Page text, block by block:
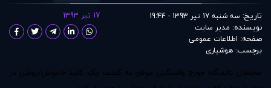
تاریخ: سه شنبه 17 تیر 1393 - 19:44
نویسنده: مدير سايت
صفحه: اطلاعات عمومی
برچسب: هوشیاری
17 تیر 1393
محققان دانشگاه جورج واشنگتن موفق به کشف یک کلید خاموش/روشن در